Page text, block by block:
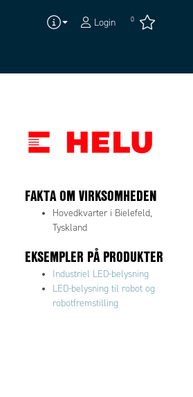
Login 0
FAKTA OM VIRKSOMHEDEN
Hovedkvarter i Bielefeld,
Tyskland
EKSEMPLER PÅ PRODUKTER
Industriel LED-belysning
LED-belysning til robot og
robotfremstilling